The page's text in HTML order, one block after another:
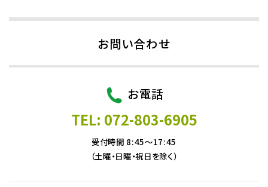
お問い合わせ
お電話
TEL: 072-803-6905
受付時間 8:45～17:45
（土曜・日曜・祝日を除く）